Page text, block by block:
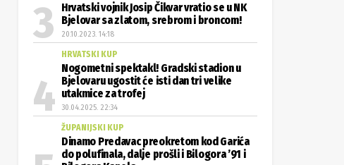
Hrvatski vojnik Josip Čikvar vratio se u NK
Bjelovar sa zlatom, srebrom i broncom!
20.10.2023. 14:18
HRVATSKI KUP
Nogometni spektakl! Gradski stadion u
Bjelovaru ugostit će isti dan tri velike
utakmice za trofej
30.04.2025. 22:34
ŽUPANIJSKI KUP
Dinamo Predavac preokretom kod Garića
do polufinala, dalje prošli i Bilogora ’91 i